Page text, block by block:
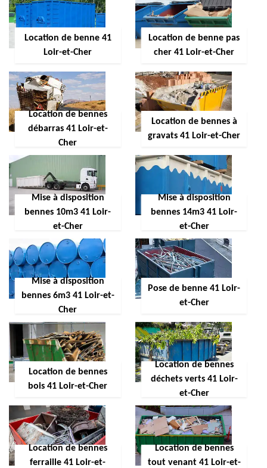
Location de benne 41
Loir-et-Cher
Location de benne pas
cher 41 Loir-et-Cher
Location de bennes
débarras 41 Loir-et-
Cher
Location de bennes à
gravats 41 Loir-et-Cher
Mise à disposition
bennes 10m3 41 Loir-
et-Cher
Mise à disposition
bennes 14m3 41 Loir-
et-Cher
Mise à disposition
bennes 6m3 41 Loir-et-
Cher
Pose de benne 41 Loir-
et-Cher
Location de bennes
bois 41 Loir-et-Cher
Location de bennes
déchets verts 41 Loir-
et-Cher
Location de bennes
ferraille 41 Loir-et-
Location de bennes
tout venant 41 Loir-et-